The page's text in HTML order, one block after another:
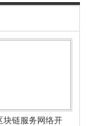
块链服务网络开